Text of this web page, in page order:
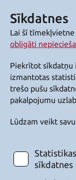
Sīkdatnes
Lai šī
obligāti
Piekrītot sīkdatņu
izmantotas
trešo pušu
pakalpojumu
Lūdzam veikt
sīkdatnes